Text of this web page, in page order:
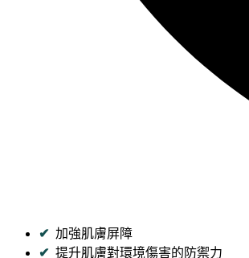
加強肌膚屏障
提升肌膚對環境傷害的防禦力